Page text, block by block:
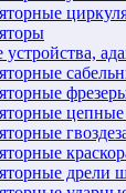
устройства,
дрели